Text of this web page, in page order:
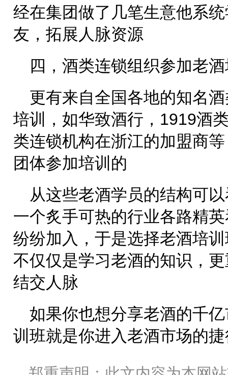
经在集团做了几笔生意他系
友，拓展人脉资源
四，酒类连锁组织参加老
更有来自全国各地的知名
培训，如华致酒行，1919酒
类连锁机构在浙江的加盟商
团体参加培训的
从这些老酒学员的结构可
一个炙手可热的行业各路精
纷纷加入，于是选择老酒培
不仅仅是学习老酒的知识，
结交人脉
如果你也想分享老酒的千
训班就是你进入老酒市场的